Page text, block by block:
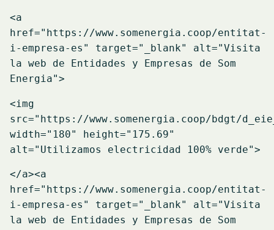
<a
href="https://www.somenergia.coop/entitat-
i-empresa-es" target="_blank" alt="Visita
la web de Entidades y Empresas de Som
Energia">
<img
src="https://www.somenergia.coop/bdgt/
width="180" height="175.69"
alt="Utilizamos electricidad 100% verde">
</a><a
href="https://www.somenergia.coop/entitat-
i-empresa-es" target="_blank" alt="Visita
la web de Entidades y Empresas de Som